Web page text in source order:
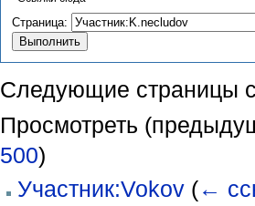
Страница:
Следующие страницы
Просмотреть
500)
Участник:Vokov (←